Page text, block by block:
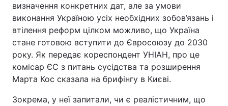
визначення конкретних дат, але за умови
виконання Україною усіх необхідних зобов’язань і
втілення реформ цілком можливо, що Україна
стане готовою вступити до Євросоюзу до 2030
року. Як передає кореспондент УНІАН, про це
комісар ЄС з питань сусідства та розширення
Марта Кос сказала на брифінгу в Києві.
Зокрема, у неї запитали, чи є реалістичним, що